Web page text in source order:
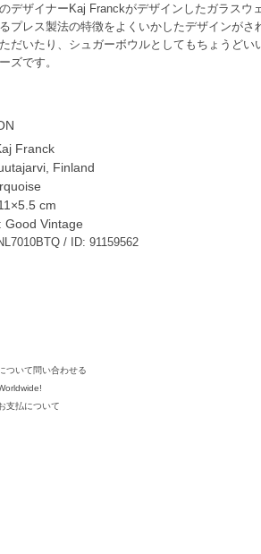
デザイナーKaj Franckがデザインしたガラス
プレス製法の特徴をよくいかしたデザインがさ
だいたり、シュガーボウルとしてもちょうど
ズです。
Franck
Finland
cm
Good Vintage
/ ID: 91159562
ついて問い合わせる
支払について